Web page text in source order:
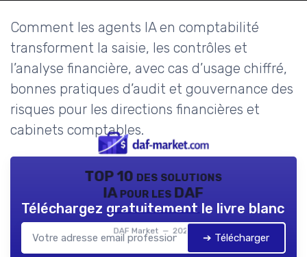
Comment les agents IA en comptabilité
transforment la saisie, les contrôles et
l’analyse financière, avec cas d’usage chiffré,
bonnes pratiques d’audit et gouvernance des
risques pour les directions financières et
cabinets comptables.
TOP 10 des solutions
IA pour les DAF
DAF Market — 2026
Téléchargez gratuitement le livre blanc
➔ Télécharger